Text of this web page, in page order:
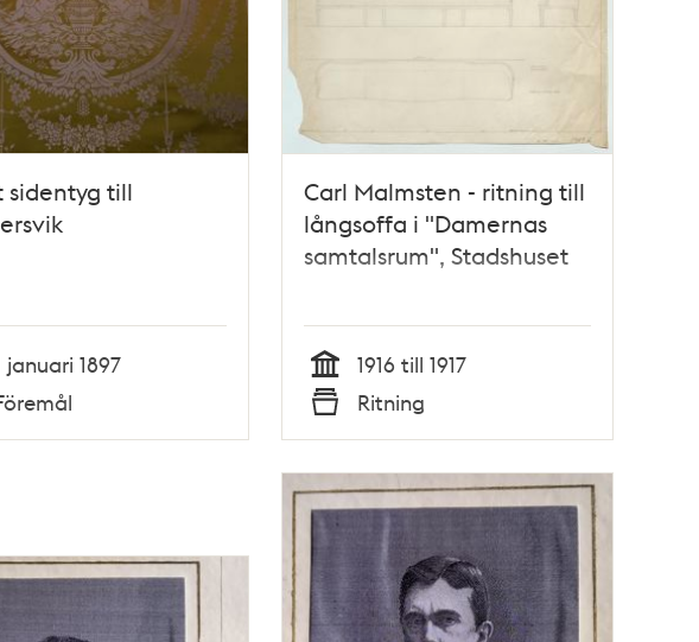
sidentyg till
januari 1897
Carl Malmsten - ritning till
långsoffa i "Damernas
samtalsrum", Stadshuset
Tid
1916 till 1917
Typ
Ritning